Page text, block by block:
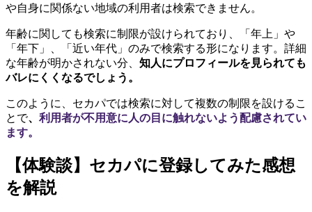
や自身に関係ない地域の利用者は検索できません。
年齢に関しても検索に制限が設けられており、「年上」や
「年下」、「近い年代」のみで検索する形になります。詳細
な年齢が明かされない分、 知人にプロフィールを見られても
バレにくくなるでしょう。
このように、セカパでは検索に対して複数の制限を設けるこ
とで、 利用者が不用意に人の目に触れないよう配慮されてい
ます。
【体験談】セカパに登録してみた感想
を解説